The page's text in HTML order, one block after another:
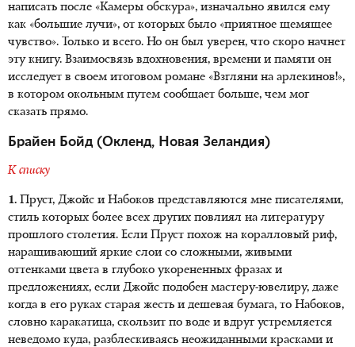
написать после «Камеры обскура», изначально явился ему
как «большие лучи», от которых было «приятное щемящее
чувство». Только и всего. Но он был уверен, что скоро начнет
эту книгу. Взаимосвязь вдохновения, времени и памяти он
исследует в своем итоговом романе «Взгляни на арлекинов!»,
в котором окольным путем сообщает больше, чем мог
сказать прямо.
Брайен Бойд (Оклeнд, Новая Зеландия)
К списку
1. Пруст, Джойс и Набоков представляются мне писателями,
стиль которых более всех других повлиял на литературу
прошлого столетия. Если Пруст похож на коралловый риф,
наращивающий яркие слои со сложными, живыми
оттенками цвета в глубоко укорененных фразах и
предложениях, если Джойс подобен мастеру-ювелиру, даже
когда в его руках старая жесть и дешевая бумага, то Набоков,
словно каракатица, скользит по воде и вдруг устремляется
неведомо куда, разблескиваясь неожиданными красками и